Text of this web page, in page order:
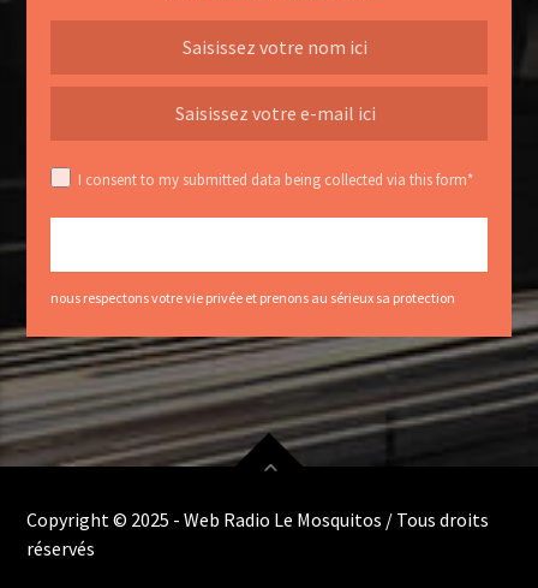
I consent to my submitted data being collected via this form*
nous respectons votre vie privée et prenons au sérieux sa protection
Copyright © 2025 - Web Radio Le Mosquitos / Tous droits
réservés